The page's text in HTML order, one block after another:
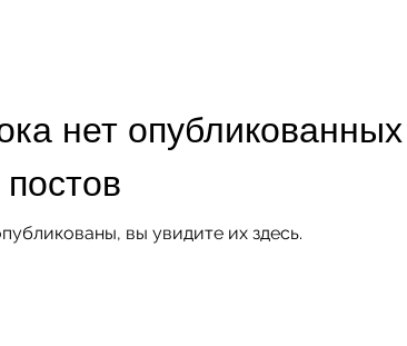
нет опубликованных
постов
вы увидите их здесь.